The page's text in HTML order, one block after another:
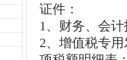
证件：
1、财务、会
2、增值税专